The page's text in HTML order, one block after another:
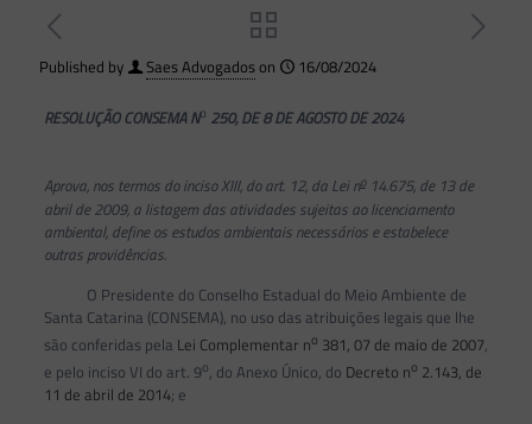
Published by Saes Advogadoson 16/08/2024
RESOLUÇÃO CONSEMA No 250, DE 8 DE AGOSTO DE 2024
Aprova, nos termos do inciso XIII, do art. 12, da Lei no14.675, de 13 de
abril de 2009, a listagem das atividades sujeitas ao licenciamento
ambiental, define os estudos ambientais necessários e estabelece
outras providências.
O Presidente do Conselho Estadual do Meio Ambiente de
Santa Catarina (CONSEMA), no uso das atribuições legais que lhe
são conferidas pela Lei Complementar no 381, 07 de maio de 2007,
e pelo inciso VI do art. 9o, do Anexo Único, do Decreto no 2.143, de
11 de abril de 2014; e